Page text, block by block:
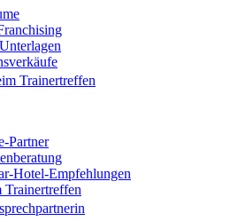
Trainertreffen
Partner
Hotel-Empfehlungen
Trainertreffen